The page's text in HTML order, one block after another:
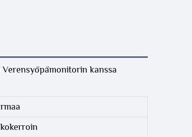
kanssa